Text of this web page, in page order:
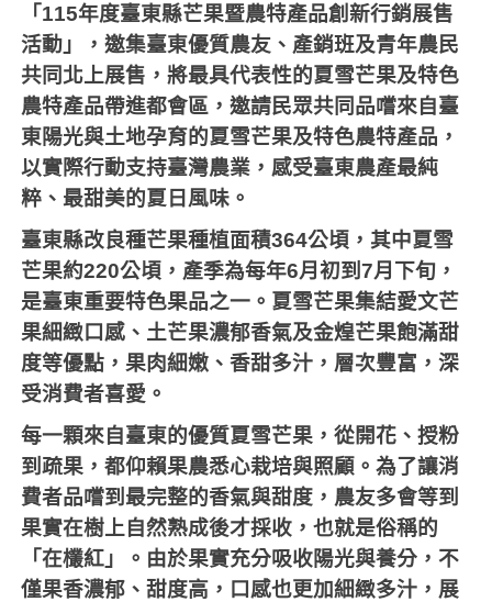
「115年度臺東縣芒果暨農特產品創新行銷展售
活動」，邀集臺東優質農友、產銷班及青年農民
共同北上展售，將最具代表性的夏雪芒果及特色
農特產品帶進都會區，邀請民眾共同品嚐來自臺
東陽光與土地孕育的夏雪芒果及特色農特產品，
以實際行動支持臺灣農業，感受臺東農產最純
粹、最甜美的夏日風味。
臺東縣改良種芒果種植面積364公頃，其中夏雪
芒果約220公頃，產季為每年6月初到7月下旬，
是臺東重要特色果品之一。夏雪芒果集結愛文芒
果細緻口感、土芒果濃郁香氣及金煌芒果飽滿甜
度等優點，果肉細嫩、香甜多汁，層次豐富，深
受消費者喜愛。
每一顆來自臺東的優質夏雪芒果，從開花、授粉
到疏果，都仰賴果農悉心栽培與照顧。為了讓消
費者品嚐到最完整的香氣與甜度，農友多會等到
果實在樹上自然熟成後才採收，也就是俗稱的
「在欉紅」。由於果實充分吸收陽光與養分，不
僅果香濃郁、甜度高，口感也更加細緻多汁，展